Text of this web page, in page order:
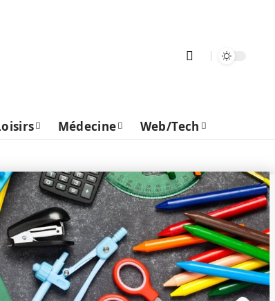
Médecine Web/Tech